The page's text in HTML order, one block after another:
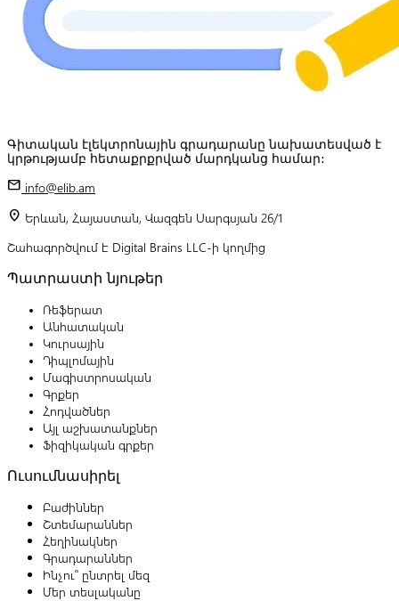
Գիտական էլեկտրոնային գրադարանը նախատեսված է
կրթությամբ հետաքրքրված մարդկանց համար:
mail info@elib.am
location_on Երևան, Հայաստան, Վազգեն Սարգսյան 26/1
Շահագործվում է Digital Brains LLC-ի կողմից
Պատրաստի նյութեր
Ռեֆերատ
Անհատական
Կուրսային
Դիպլոմային
Մագիստրոսական
Գրքեր
Հոդվածներ
Այլ աշխատանքներ
Ֆիզիկական գրքեր
Ուսումնասիրել
Բաժիններ
Շտեմարաններ
Հեղինակներ
Գրադարաններ
Ինչու՞ ընտրել մեզ
Մեր տեսլականը